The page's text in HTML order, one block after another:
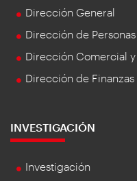
Dirección General
Dirección de
Dirección Comercial
Dirección de
INVESTIGACIÓN
Investigación